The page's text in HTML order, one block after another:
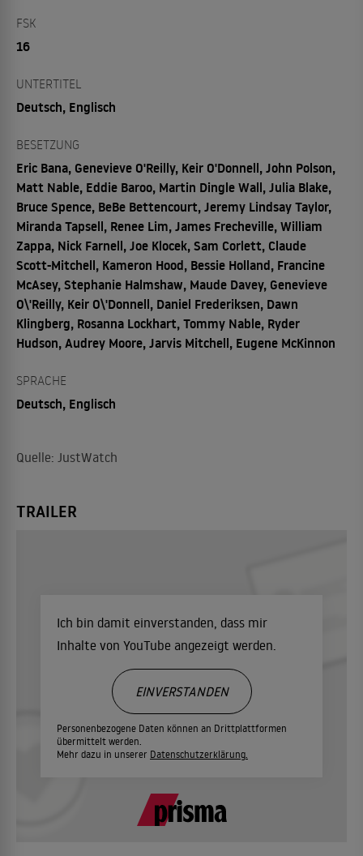
FSK
16
UNTERTITEL
Deutsch, Englisch
BESETZUNG
Eric Bana, Genevieve O'Reilly, Keir O'Donnell, John Polson,
Matt Nable, Eddie Baroo, Martin Dingle Wall, Julia Blake,
Bruce Spence, BeBe Bettencourt, Jeremy Lindsay Taylor,
Miranda Tapsell, Renee Lim, James Frecheville, William
Zappa, Nick Farnell, Joe Klocek, Sam Corlett, Claude
Scott-Mitchell, Kameron Hood, Bessie Holland, Francine
McAsey, Stephanie Halmshaw, Maude Davey, Genevieve
O\'Reilly, Keir O\'Donnell, Daniel Frederiksen, Dawn
Klingberg, Rosanna Lockhart, Tommy Nable, Ryder
Hudson, Audrey Moore, Jarvis Mitchell, Eugene McKinnon
SPRACHE
Deutsch, Englisch
Quelle: JustWatch
TRAILER
Ich bin damit einverstanden, dass mir
Inhalte von YouTube angezeigt werden.
Personenbezogene Daten können an Drittplattformen
übermittelt werden.
Mehr dazu in unserer Datenschutzerklärung.
EINVERSTANDEN